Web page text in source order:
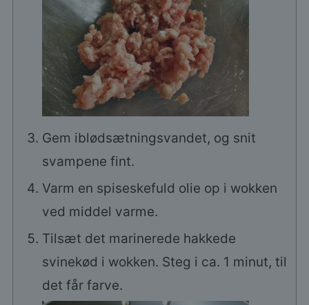
Gem iblødsætningsvandet, og snit
svampene fint.
Varm en spiseskefuld olie op i wokken
ved middel varme.
Tilsæt det marinerede hakkede
svinekød i wokken. Steg i ca. 1 minut, til
det får farve.